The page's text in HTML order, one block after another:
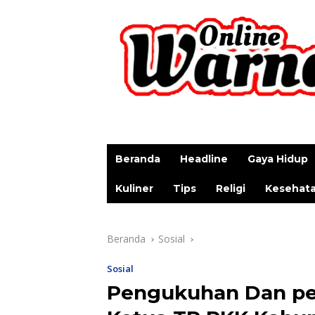
Beranda Headline Gaya Hidup
Kuliner Tips Religi
Beranda Sosial
Sosial
Pengukuhan Dan